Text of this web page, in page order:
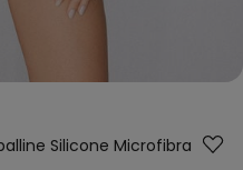
Silicone Microfibra